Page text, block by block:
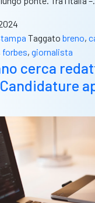
Taggato breno,
forbes, giornalista
cerca